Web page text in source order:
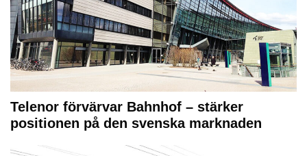
Telenor förvärvar Bahnhof – stärker
positionen på den svenska marknaden